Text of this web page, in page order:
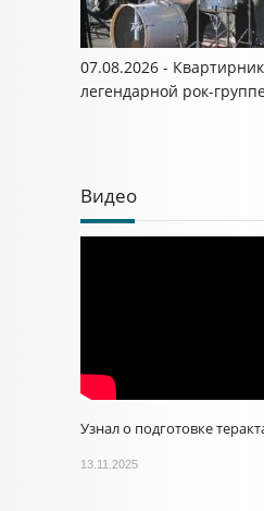
07.08.2026 -
легендарной рок-
Видео
Узнал о подготовке
13.11.2025